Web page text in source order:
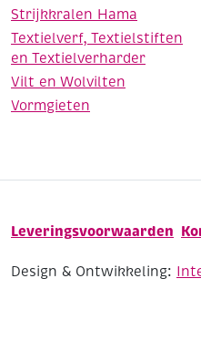
Strijkkralen Hama
Textielverf, Textielstiften
en Textielverharder
Vilt en Wolvilten
Vormgieten
Leveringsvoorwaarden
Design & Ontwikkeling: